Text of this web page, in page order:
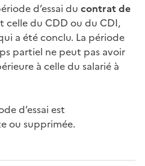
d’essai du contrat de
celle du CDD ou du CDI,
a été conclu. La période
partiel ne peut pas avoir
à celle du salarié à
d’essai est
ou supprimée.